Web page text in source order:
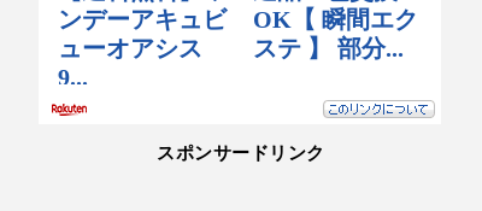
スポンサードリンク